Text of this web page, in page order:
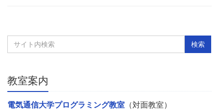
教室案内
電気通信大学プログラミング教室 （対面教室）